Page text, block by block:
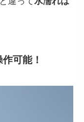
可能！